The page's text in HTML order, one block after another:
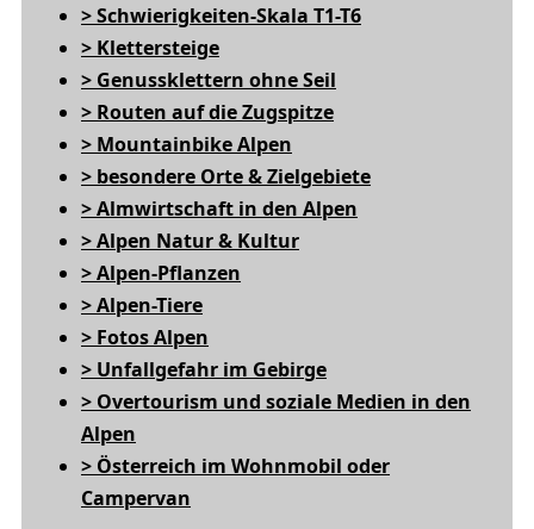
> Schwierigkeiten-Skala T1-T6
> Klettersteige
> Genussklettern ohne Seil
> Routen auf die Zugspitze
> Mountainbike Alpen
> besondere Orte & Zielgebiete
> Almwirtschaft in den Alpen
> Alpen Natur & Kultur
> Alpen-Pflanzen
> Alpen-Tiere
> Fotos Alpen
> Unfallgefahr im Gebirge
> Overtourism und soziale Medien in den
Alpen
> Österreich im Wohnmobil oder
Campervan